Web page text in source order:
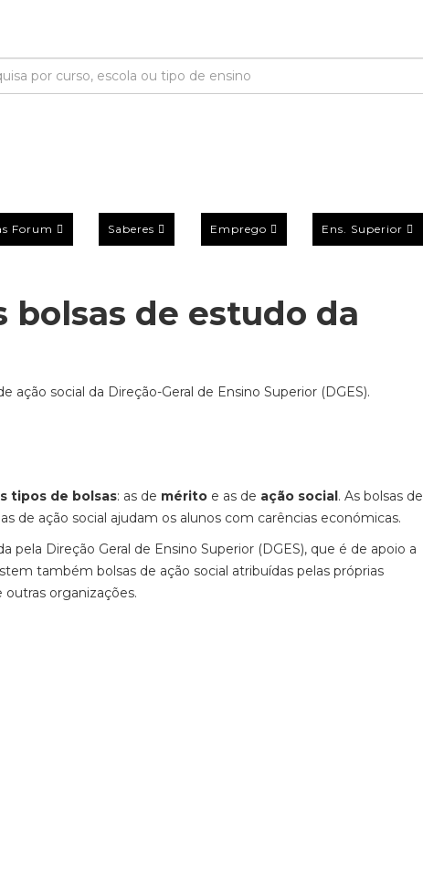
Forum Saberes Emprego Ens. Superior
bolsas de estudo da
social da Direção-Geral de Ensino Superior (DGES).
tipos de bolsas: as de mérito e as de ação social. As bolsas de
de ação social ajudam os alunos com carências económicas.
pela Direção Geral de Ensino Superior (DGES), que é de apoio a
também bolsas de ação social atribuídas pelas próprias
organizações.